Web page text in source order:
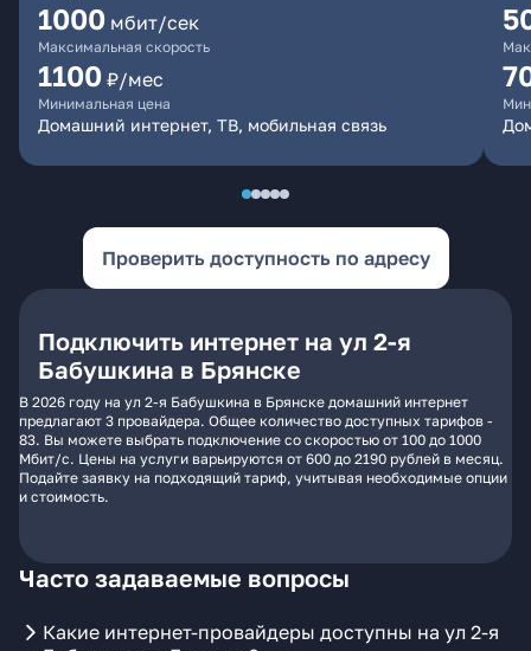
1000 мбит/сек
Максимальная скорость
1100 ₽/мес
Минимальная цена
Домашний интернет, ТВ, мобильная связь
Проверить доступность по адресу
Подключить интернет на ул 2-я
Бабушкина в Брянске
В 2026 году на ул 2-я Бабушкина в Брянске домашний интернет
предлагают 3 провайдера. Общее количество доступных тарифов -
83. Вы можете выбрать подключение со скоростью от 100 до 1000
Мбит/с. Цены на услуги варьируются от 600 до 2190 рублей в месяц.
Подайте заявку на подходящий тариф, учитывая необходимые опции
и стоимость.
Часто задаваемые вопросы
Какие интернет-провайдеры доступны на ул 2-я